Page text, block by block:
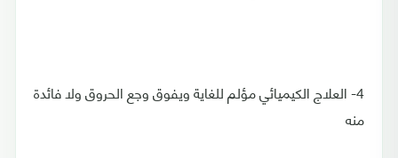
4- العلاج الكيميائي مؤلم للغاية ويفوق وجع الحروق ولا فائدة
منه